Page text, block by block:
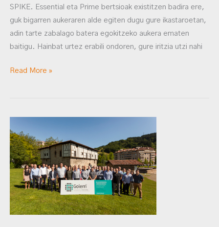
SPIKE. Essential eta Prime bertsioak existitzen badira ere,
guk bigarren aukeraren alde egiten dugu gure ikastaroetan,
adin tarte zabalago batera egokitzeko aukera ematen
baitigu. Hainbat urtez erabili ondoren, gure iritzia utzi nahi
Read More »
eta
INDUSTRIA